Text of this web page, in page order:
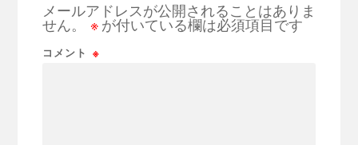
メールアドレスが公開されることはありま
せん。
※ が付いている欄は必須項目です
コメント ※